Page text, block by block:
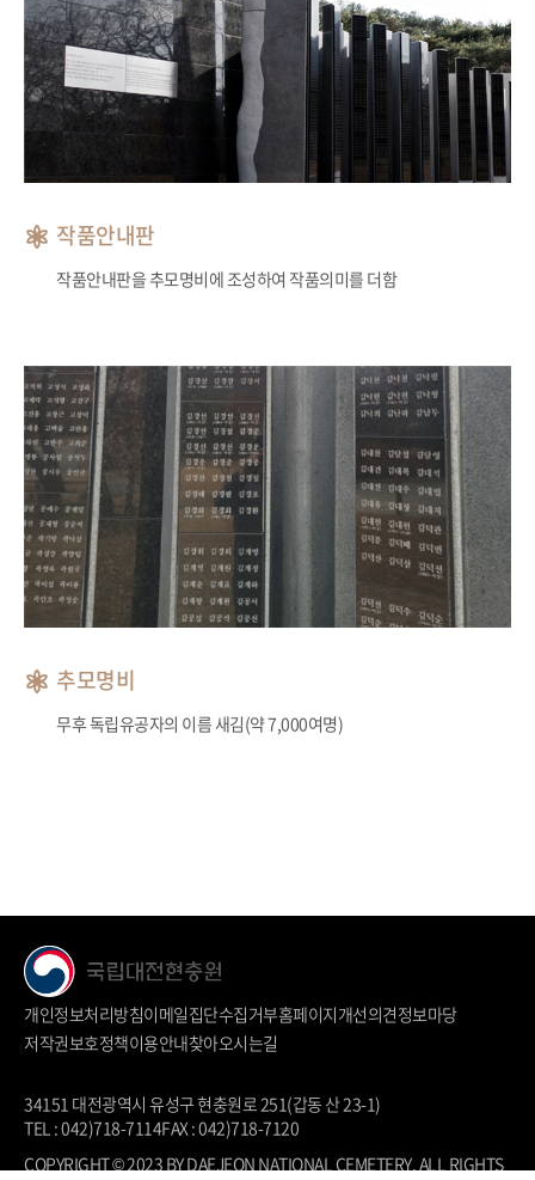
작품안내판
작품안내판을 추모명비에 조성하여 작품의미를 더함
추모명비
무후 독립유공자의 이름 새김(약 7,000여명)
개인정보처리방침이메일집단수집거부홈페이지개선의견정보마당
저작권보호정책이용안내찾아오시는길
34151 대전광역시 유성구 현충원로 251(갑동 산 23-1)
TEL : 042)718-7114FAX : 042)718-7120
COPYRIGHT © 2023 BY DAEJEON NATIONAL CEMETERY. ALL RIGHTS